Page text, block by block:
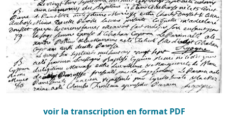
voir la transcription en format PDF